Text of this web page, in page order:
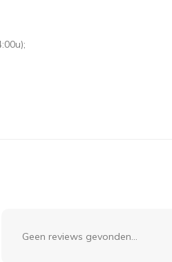
Geen reviews gevonden...